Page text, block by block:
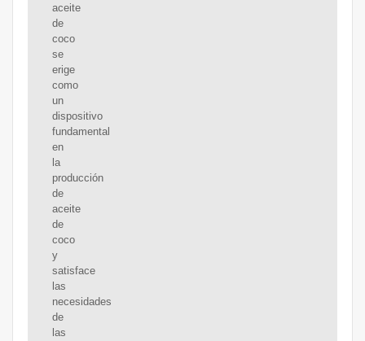
aceite
de
coco
se
erige
como
un
dispositivo
fundamental
en
la
producción
de
aceite
de
coco
y
satisface
las
necesidades
de
las